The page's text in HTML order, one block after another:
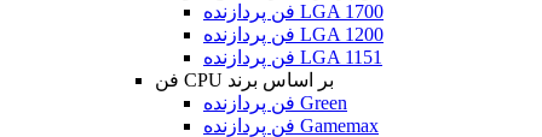
فن پردازنده LGA 1700
فن پردازنده LGA 1200
فن پردازنده LGA 1151
فن CPU بر اساس برند
فن پردازنده Green
فن پردازنده Gamemax